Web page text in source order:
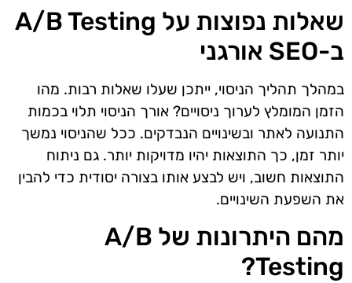
שאלות נפוצות על A/B Testing
ב-SEO אורגני
במהלך תהליך הניסוי, ייתכן שעלו שאלות רבות. מהו
הזמן המומלץ לערוך ניסויים? אורך הניסוי תלוי בכמות
התנועה לאתר ובשינויים הנבדקים. ככל שהניסוי נמשך
יותר זמן, כך התוצאות יהיו מדויקות יותר. גם ניתוח
התוצאות חשוב, ויש לבצע אותו בצורה יסודית כדי להבין
את השפעת השינויים.
מהם היתרונות של A/B
Testing?